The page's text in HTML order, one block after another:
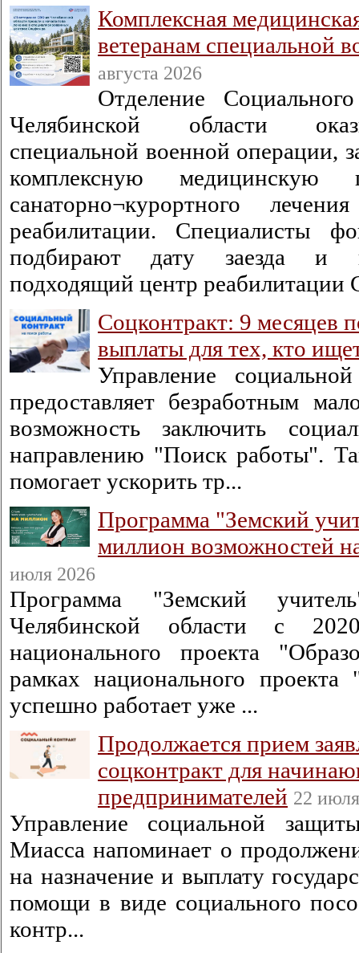
Комплексная
ветеранам специальной
августа 2026
Отделение
Челябинской области
специальной военной операции,
комплексную
санаторно¬курортного
реабилитации. Специалисты
подбирают дату заезда и
подходящий центр реабилитации
Соцконтракт: 9 месяцев
выплаты для тех, кто
Управление
предоставляет безработным
возможность заключить
направлению "Поиск работы".
помогает ускорить тр...
Программа "Земский
миллион возможностей
июля 2026
Программа "Земский
Челябинской области с
национального проекта
рамках национального
успешно работает уже ...
Продолжается прием
соцконтракт для
предпринимателей 22
Управление социальной
Миасса напоминает о
на назначение и выплату
помощи в виде социального
контр...